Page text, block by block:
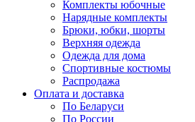
Комплекты юбочные
Нарядные комплекты
Брюки, юбки, шорты
Верхняя одежда
Одежда для дома
Спортивные костюмы
Распродажа
Оплата и доставка
По Беларуси
По России